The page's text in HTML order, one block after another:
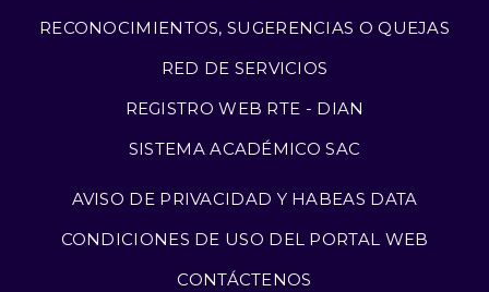
RECONOCIMIENTOS, SUGERENCIAS O QUEJAS
RED DE SERVICIOS
REGISTRO WEB RTE - DIAN
SISTEMA ACADÉMICO SAC
AVISO DE PRIVACIDAD Y HABEAS DATA
CONDICIONES DE USO DEL PORTAL WEB
CONTÁCTENOS